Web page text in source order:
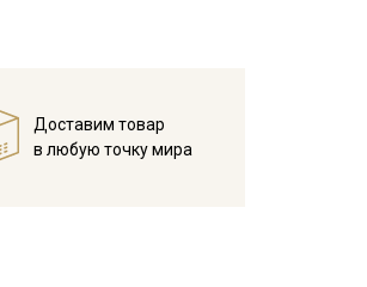
Доставим товар
в любую точку мира